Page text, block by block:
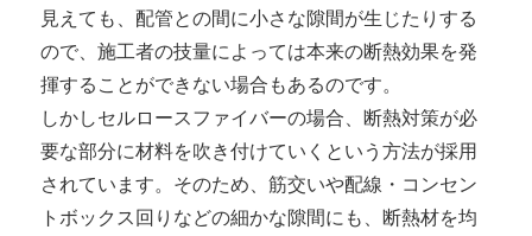
見えても、配管との間に小さな隙間が生じたりする
ので、施工者の技量によっては本来の断熱効果を発
揮することができない場合もあるのです。
しかしセルロースファイバーの場合、断熱対策が必
要な部分に材料を吹き付けていくという方法が採用
されています。そのため、筋交いや配線・コンセン
トボックス回りなどの細かな隙間にも、断熱材を均